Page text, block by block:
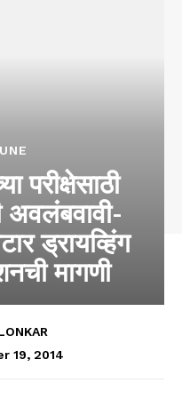
परीक्षेसाठी
अवलंबवावी-
ड्रायव्हिंग
मागणी
19, 2014